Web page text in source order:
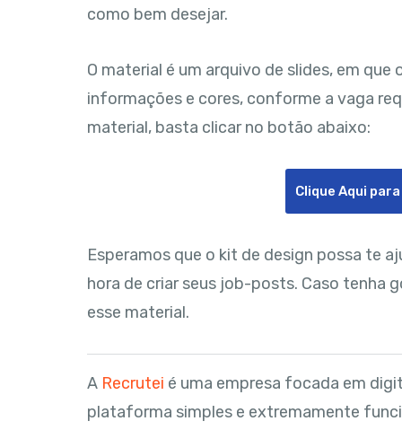
como bem desejar.
O material é um arquivo de slides, em
informações e cores, conforme a vaga
material, basta clicar no botão abaixo:
Clique Aqui
Esperamos que o kit de design possa te
hora de criar seus job-posts. Caso tenha
esse material.
A Recrutei é uma empresa focada em
plataforma simples e extremamente